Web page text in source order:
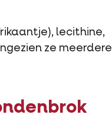
lecithine,
ze meerdere